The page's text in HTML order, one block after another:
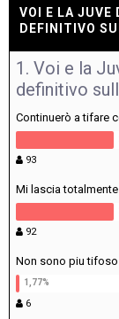
VOI E LA JUVE
DEFINITIVO
1. Voi e la
definitivo
Continuerò a tifare
93
Mi lascia
92
Non sono piu
6